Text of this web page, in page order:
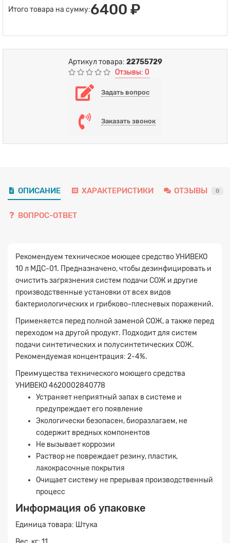
Итого товара на сумму:6400 ₽
Артикул товара: 22755729
Отзывы: 0
Задать вопрос
Заказать звонок
ОПИСАНИЕ ХАРАКТЕРИСТИКИ ОТЗЫВЫ 0
ВОПРОС-ОТВЕТ
Рекомендуем техническое моющее средство УНИВЕКО
10 л МДС-01. Предназначено, чтобы дезинфицировать и
очистить загрязнения систем подачи СОЖ и другие
производственные установки от всех видов
бактериологических и грибково-плесневых поражений.
Применяется перед полной заменой СОЖ, а также перед
переходом на другой продукт. Подходит для систем
подачи синтетических и полусинтетических СОЖ.
Рекомендуемая концентрация: 2-4%.
Преимущества технического моющего средства
УНИВЕКО 4620002840778
Устраняет неприятный запах в системе и
предупреждает его появление
Экологически безопасен, биоразлагаем, не
содержит вредных компонентов
Не вызывает коррозии
Раствор не повреждает резину, пластик,
лакокрасочные покрытия
Очищает систему не прерывая производственный
процесс
Информация об упаковке
Единица товара: Штука
Заявка на расчет